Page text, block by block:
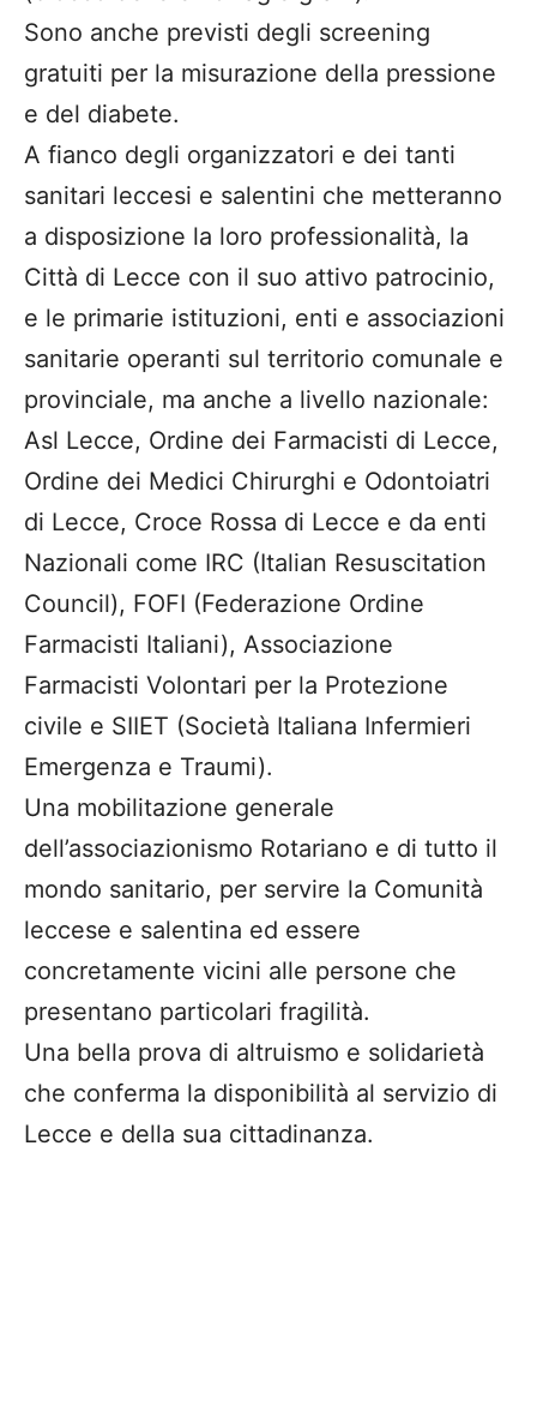
Sono anche previsti degli screening
gratuiti per la misurazione della pressione
e del diabete.
A fianco degli organizzatori e dei tanti
sanitari leccesi e salentini che metteranno
a disposizione la loro professionalità, la
Città di Lecce con il suo attivo patrocinio,
e le primarie istituzioni, enti e associazioni
sanitarie operanti sul territorio comunale e
provinciale, ma anche a livello nazionale:
Asl Lecce, Ordine dei Farmacisti di Lecce,
Ordine dei Medici Chirurghi e Odontoiatri
di Lecce, Croce Rossa di Lecce e da enti
Nazionali come IRC (Italian Resuscitation
Council), FOFI (Federazione Ordine
Farmacisti Italiani), Associazione
Farmacisti Volontari per la Protezione
civile e SIIET (Società Italiana Infermieri
Emergenza e Traumi).
Una mobilitazione generale
dell’associazionismo Rotariano e di tutto il
mondo sanitario, per servire la Comunità
leccese e salentina ed essere
concretamente vicini alle persone che
presentano particolari fragilità.
Una bella prova di altruismo e solidarietà
che conferma la disponibilità al servizio di
Lecce e della sua cittadinanza.